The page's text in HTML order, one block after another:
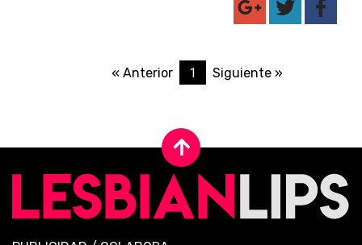
« Anterior 1 Siguiente »